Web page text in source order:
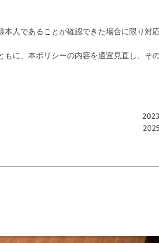
人であることが確認できた場合に限り対
に、本ポリシーの内容を適宜見直し、そ